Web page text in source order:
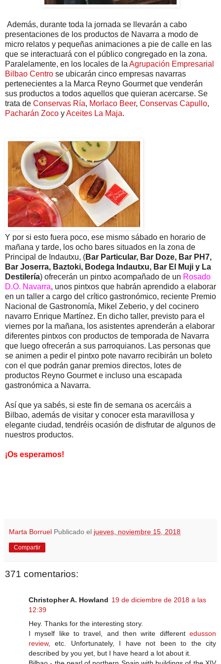
Además, durante toda la jornada se llevarán a cabo
presentaciones de los productos de Navarra a modo de
micro relatos y pequeñas animaciones a pie de calle en las
que se interactuará con el público congregado en la zona.
Paralelamente, en los locales de laAgrupación Empresarial
Bilbao Centro se ubicarán cinco empresas navarras
pertenecientes a la Marca Reyno Gourmet que venderán
sus productos a todos aquellos que quieran acercarse. Se
trata de Conservas Ría, Morlaco Beer, Conservas Capullo,
Pacharán Zoco yAceites La Maja.
Y por si esto fuera poco, ese mismo sábado en horario de
mañana y tarde, los ocho bares situados en la zona de
Principal de Indautxu, (Bar Particular, Bar Doze, Bar PH7,
Bar Joserra, Baztoki, Bodega Indautxu, Bar El Muji y La
Destilería) ofrecerán un pintxo acompañado de un Rosado
D.O. Navarra, unos pintxos que habrán aprendido a elaborar
en un taller a cargo del crítico gastronómico, reciente Premio
Nacional de Gastronomía, Mikel Zeberio, y del cocinero
navarro Enrique Martínez. En dicho taller, previsto para el
viernes por la mañana, los asistentes aprenderán a elaborar
diferentes pintxos con productos de temporada de Navarra
que luego ofrecerán a sus parroquianos. Las personas que
se animen a pedir el pintxo pote navarro recibirán un boleto
con el que podrán ganar premios directos, lotes de
productos Reyno Gourmet e incluso una escapada
gastronómica a Navarra.
Así que ya sabés, si este fin de semana os acercáis a
Bilbao, además de visitar y conocer esta maravillosa y
elegante ciudad, tendréis ocasión de disfrutar de algunos de
nuestros productos.
¡Os esperamos!
Marta Borruel Publicado el jueves, noviembre 15, 2018
Compartir
371 comentarios:
Christopher A. Howland 19 de diciembre de 2018 a las
12:39
Hey. Thanks for the interesting story.
I myself like to travel, and then write different edusson
review, etc. Unfortunately, I have not been to the city
described by you yet, but I have heard a lot about it.